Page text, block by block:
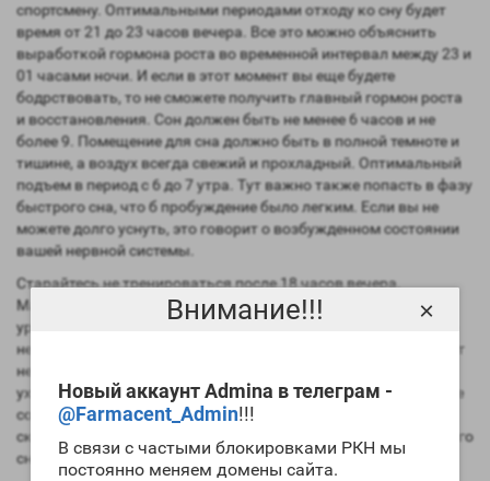
Внимание!!!
Новый аккаунт Admina в телеграм -
@Farmacent_Admin!!!
В связи с частыми блокировками РКН мы
постоянно меняем домены сайта.
×
спортсмену. Оптимальными периодами отходу ко сну будет
время от 21 до 23 часов вечера. Все это можно объяснить
выработкой гормона роста во временной интервал между 23 и
01 часами ночи. И если в этот момент вы еще будете
бодрствовать, то не сможете получить главный гормон роста
и восстановления. Сон должен быть не менее 6 часов и не
более 9. Помещение для сна должно быть в полной темноте и
тишине, а воздух всегда свежий и прохладный. Оптимальный
подъем в период с 6 до 7 утра. Тут важно также попасть в фазу
быстрого сна, что б пробуждение было легким. Если вы не
можете долго уснуть, это говорит о возбужденном состоянии
вашей нервной системы.
Старайтесь не тренироваться после 18 часов вечера.
Максимально эффективная тренировка всегда утром, когда
уровень анаболических гормонов на высоком уровне. Также
не принимайте пред тренировочные комплексы, они угнетают
нервную систему. Если уже проблемы со сном начинают
ухудшать ваши показатели, вы можете применить природные
сонники. Мелатонин или валериана отлично подойдут для
скорейшего засыпания и нахождения дольше в фазе глубокого
сна.